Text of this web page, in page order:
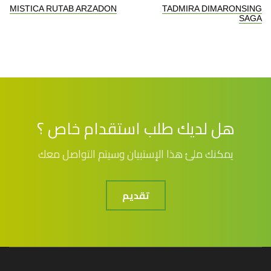
TADMIRA
MISTICA RUTAB ARZADON
هل لديك طلب استقدام خاص ؟
يمكنك ملئ هذا الإستبيان وسيتم التواصل معك
تقديم